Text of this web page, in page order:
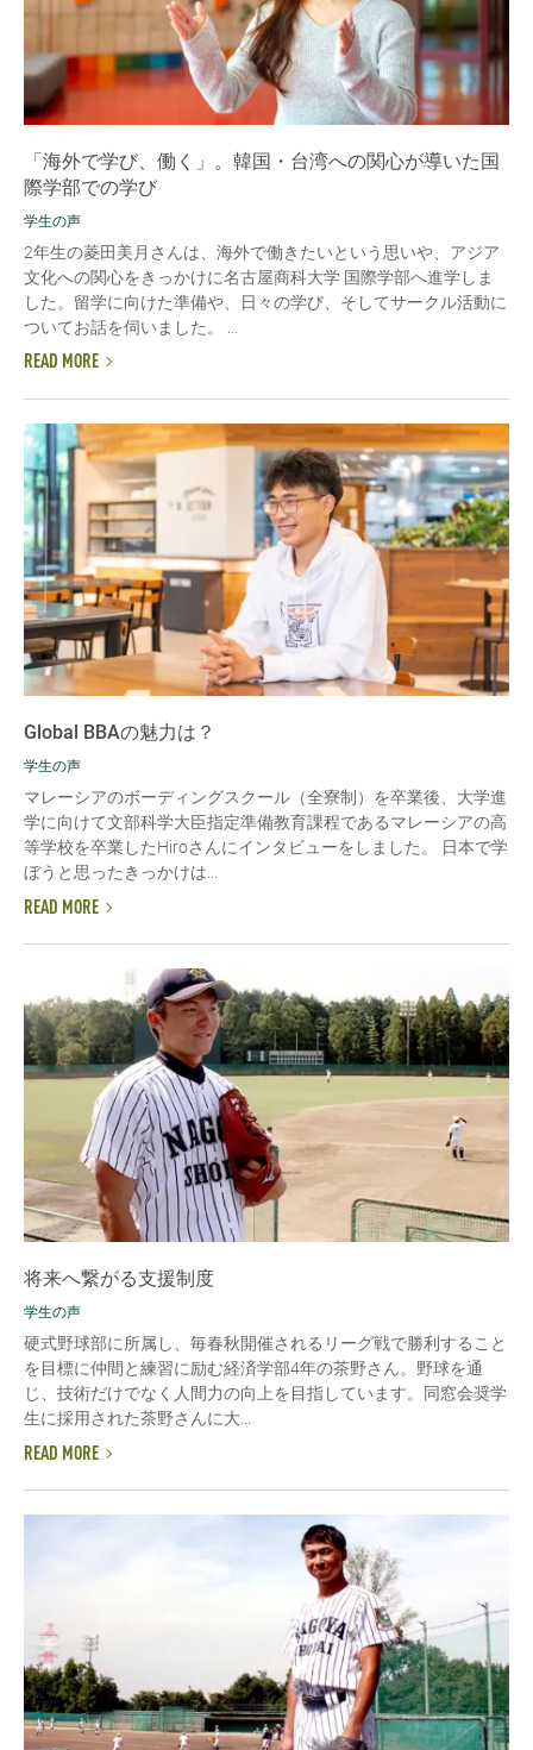
「海外で学び、働く」。韓国・台湾への関心が導いた国
際学部での学び
学生の声
2年生の菱田美月さんは、海外で働きたいという思いや、アジア
文化への関心をきっかけに名古屋商科大学 国際学部へ進学しま
した。留学に向けた準備や、日々の学び、そしてサークル活動に
ついてお話を伺いました。 ...
READ MORE
Global BBAの魅力は？
学生の声
マレーシアのボーディングスクール（全寮制）を卒業後、大学進
学に向けて文部科学大臣指定準備教育課程であるマレーシアの高
等学校を卒業したHiroさんにインタビューをしました。 日本で学
ぼうと思ったきっかけは...
READ MORE
将来へ繋がる支援制度
学生の声
硬式野球部に所属し、毎春秋開催されるリーグ戦で勝利すること
を目標に仲間と練習に励む経済学部4年の茶野さん。野球を通
じ、技術だけでなく人間力の向上を目指しています。同窓会奨学
生に採用された茶野さんに大...
READ MORE